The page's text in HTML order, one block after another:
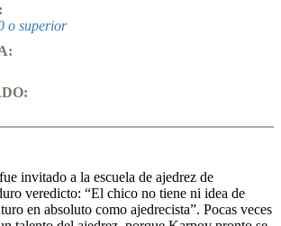
o superior
invitado a la escuela de ajedrez de
veredicto: “El chico no tiene ni idea de
en absoluto como ajedrecista”. Pocas veces